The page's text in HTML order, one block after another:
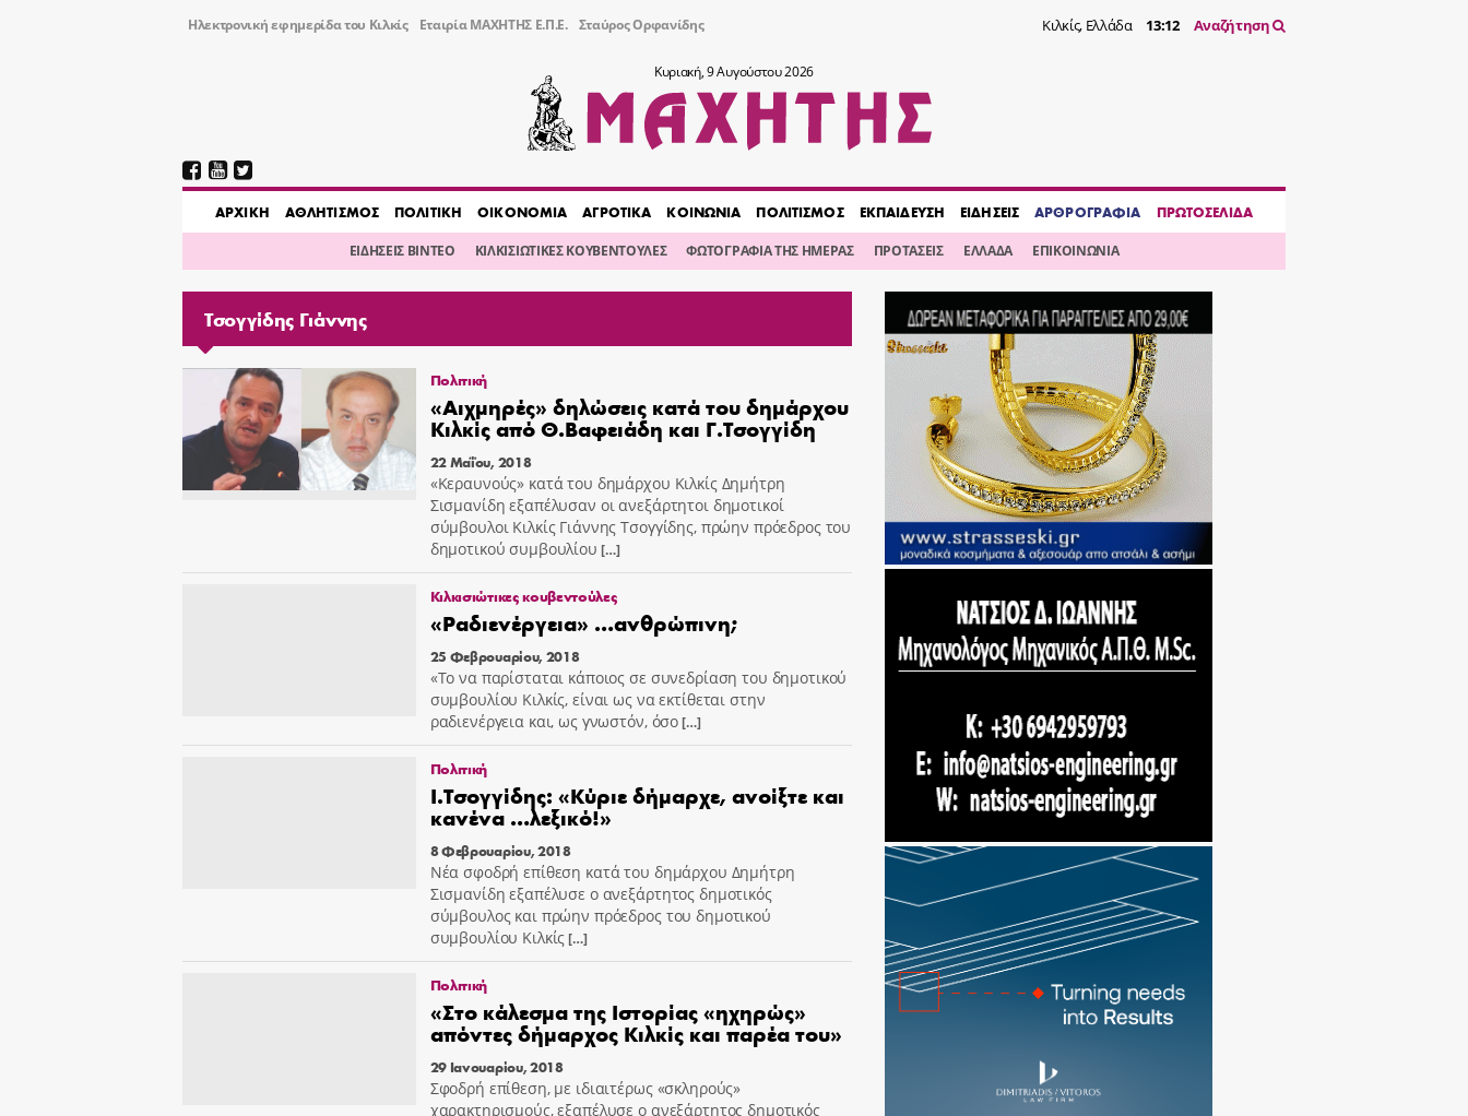
Ηλεκτρονική εφημερίδα του Κιλκίς Εταιρία ΜΑΧΗΤΗΣ Ε.Π.Ε. Σταύρος Ορφανίδης Κιλκίς, Ελλάδα 13:12 Αναζήτηση
Κυριακή, 9 Αυγούστου 2026
AΡΧΙΚΗ ΑΘΛΗΤΙΣΜΟΣ ΠΟΛΙΤΙΚΗ ΟΙΚΟΝΟΜΙΑ ΑΓΡΟΤΙΚΑ ΚΟΙΝΩΝΙΑ ΠΟΛΙΤΙΣΜΟΣ ΕΚΠΑΙΔΕΥΣΗ ΕΙΔΗΣΕΙΣ ΑΡΘΡΟΓΡΑΦΙΑ ΠΡΩΤΟΣΕΛΙΔΑ
ΕΙΔΗΣΕΙΣ ΒΙΝΤΕΟ ΚΙΛΚΙΣΙΩΤΙΚΕΣ ΚΟΥΒΕΝΤΟΥΛΕΣ ΦΩΤΟΓΡΑΦΙΑ ΤΗΣ ΗΜΕΡΑΣ ΠΡΟΤΑΣΕΙΣ ΕΛΛΑΔΑ ΕΠΙΚΟΙΝΩΝΙΑ
Τσογγίδης Γιάννης
Πολιτική
«Αιχμηρές» δηλώσεις κατά του δημάρχου
Κιλκίς από Θ.Βαφειάδη και Γ.Τσογγίδη
22 Μαΐου, 2018
«Κεραυνούς» κατά του δημάρχου Κιλκίς Δημήτρη
Σισμανίδη εξαπέλυσαν οι ανεξάρτητοι δημοτικοί
σύμβουλοι Κιλκίς Γιάννης Τσογγίδης, πρώην πρόεδρος του
δημοτικού συμβουλίου […]
Κιλκισιώτικες κουβεντούλες
«Ραδιενέργεια» …ανθρώπινη;
25 Φεβρουαρίου, 2018
«Το να παρίσταται κάποιος σε συνεδρίαση του δημοτικού
συμβουλίου Κιλκίς, είναι ως να εκτίθεται στην
ραδιενέργεια και, ως γνωστόν, όσο[…]
Πολιτική
Ι.Τσογγίδης: «Κύριε δήμαρχε, ανοίξτε και
κανένα …λεξικό!»
8 Φεβρουαρίου, 2018
Νέα σφοδρή επίθεση κατά του δημάρχου Δημήτρη
Σισμανίδη εξαπέλυσε ο ανεξάρτητος δημοτικός
σύμβουλος και πρώην πρόεδρος του δημοτικού
συμβουλίου Κιλκίς[…]
Πολιτική
«Στο κάλεσμα της Ιστορίας «ηχηρώς»
απόντες δήμαρχος Κιλκίς και παρέα του»
29 Ιανουαρίου, 2018
Σφοδρή επίθεση, με ιδιαιτέρως «σκληρούς»
χαρακτηρισμούς, εξαπέλυσε ο ανεξάρτητος δημοτικός